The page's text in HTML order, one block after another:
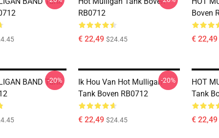
RB0712
€ 22,49 $24.45
Boven
€ 22,49
BAND Tank
-20%
Ik Hou Van Hot Mulligan
Tank Boven RB0712
€ 22,49 $24.45
-20%
HOT
Tank
€ 22,49